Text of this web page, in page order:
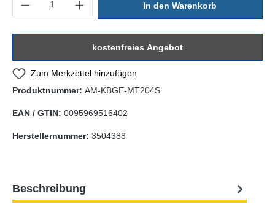
In den Warenkorb
kostenfreies Angebot
Zum Merkzettel hinzufügen
Produktnummer: AM-KBGE-MT204S
EAN / GTIN: 0095969516402
Herstellernummer: 3504388
Beschreibung